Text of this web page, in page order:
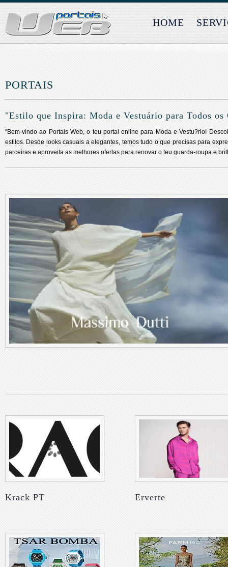
HOME
PORTAIS
"Estilo que Inspira: Moda e Vestuário para Todos os
"Bem-vindo ao Portais Web, o teu portal online para Moda e Vestu?rio!
estilos. Desde looks casuais a elegantes, temos tudo o que precisas para
parceiras e aproveita as melhores ofertas para renovar o teu guarda-roupa e
Krack PT Erverte